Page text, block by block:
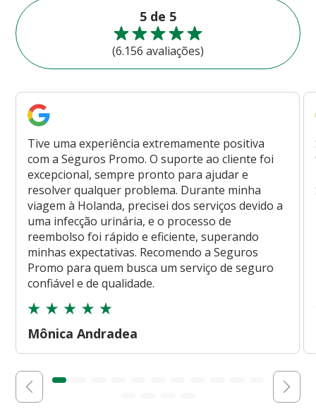
5 de 5
(6.156 avaliações)
Tive uma experiência extremamente positiva
com a Seguros Promo. O suporte ao cliente foi
excepcional, sempre pronto para ajudar e
resolver qualquer problema. Durante minha
viagem à Holanda, precisei dos serviços devido a
uma infecção urinária, e o processo de
reembolso foi rápido e eficiente, superando
minhas expectativas. Recomendo a Seguros
Promo para quem busca um serviço de seguro
confiável e de qualidade.
Mônica Andradea